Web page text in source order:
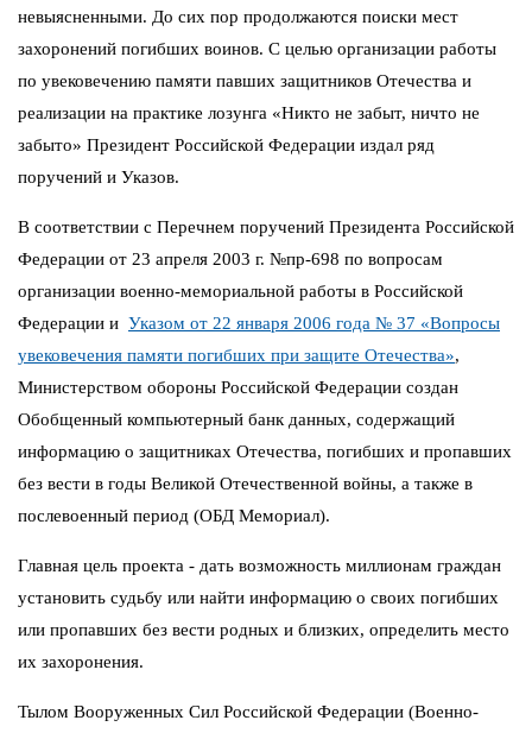
невыясненными. До сих пор продолжаются поиски мест
захоронений погибших воинов. С целью организации работы
по увековечению памяти павших защитников Отечества и
реализации на практике лозунга «Никто не забыт, ничто не
забыто» Президент Российской Федерации издал ряд
поручений и Указов.
В соответствии с Перечнем поручений Президента Российской
Федерации от 23 апреля 2003 г. №пр-698 по вопросам
организации военно-мемориальной работы в Российской
Федерации и Указом от 22 января 2006 года № 37 «Вопросы
увековечения памяти погибших при защите Отечества»,
Министерством обороны Российской Федерации создан
Обобщенный компьютерный банк данных, содержащий
информацию о защитниках Отечества, погибших и пропавших
без вести в годы Великой Отечественной войны, а также в
послевоенный период (ОБД Мемориал).
Главная цель проекта - дать возможность миллионам граждан
установить судьбу или найти информацию о своих погибших
или пропавших без вести родных и близких, определить место
их захоронения.
Тылом Вооруженных Сил Российской Федерации (Военно-